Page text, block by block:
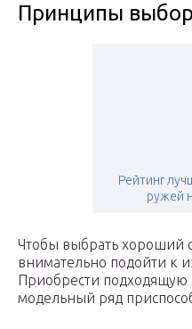
Принципы
Рейтинг
ружей
Чтобы выбрать хороший
внимательно подойти к
Приобрести подходящую
модельный ряд